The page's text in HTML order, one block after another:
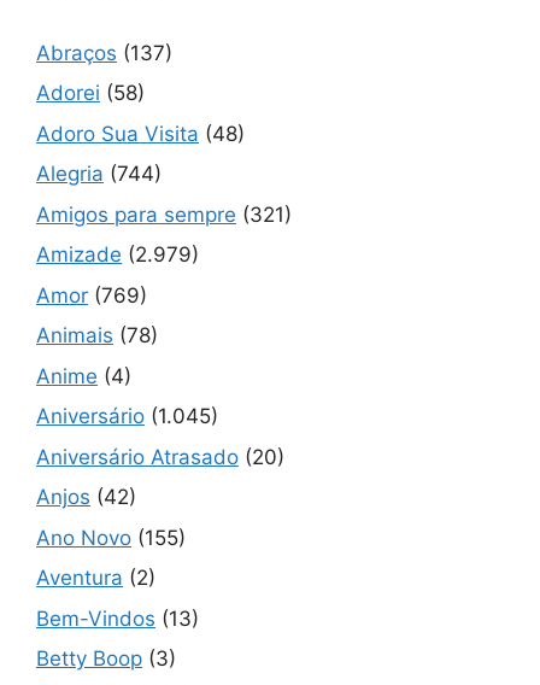
Abraços (137)
Adorei (58)
Adoro Sua Visita (48)
Alegria (744)
Amigos para sempre (321)
Amizade (2.979)
Amor (769)
Animais (78)
Anime (4)
Aniversário (1.045)
Aniversário Atrasado (20)
Anjos (42)
Ano Novo (155)
Aventura (2)
Bem-Vindos (13)
Betty Boop (3)